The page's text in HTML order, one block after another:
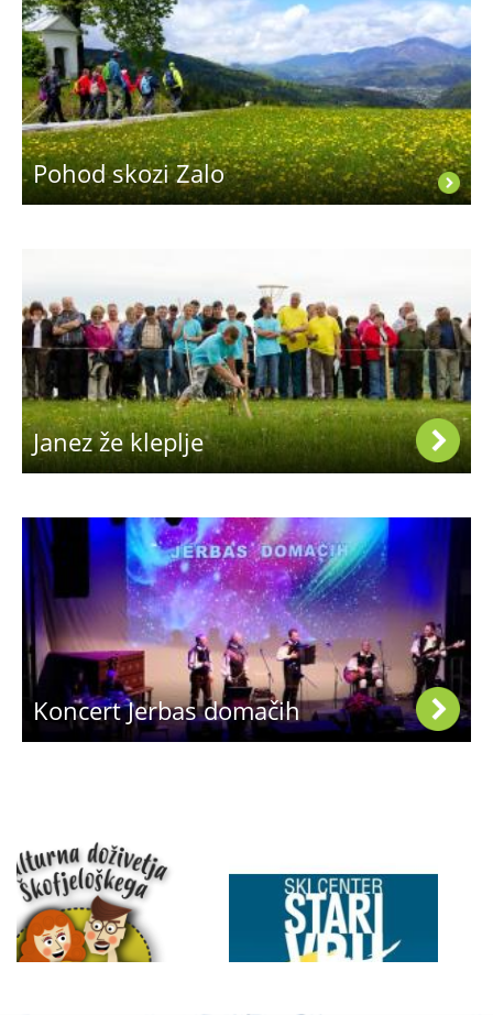
Pohod skozi Zalo
Janez že kleplje
Koncert Jerbas domačih